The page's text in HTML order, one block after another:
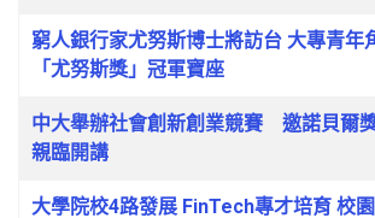
窮人銀行家尤努斯博士將訪台 大專青年
「尤努斯獎」冠軍寶座
中大舉辦社會創新創業競賽 邀諾貝爾
親臨開講
大學院校4路發展 FinTech專才培育 校